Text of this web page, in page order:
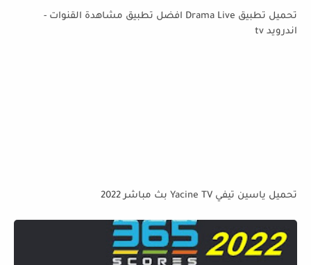
تحميل تطبيق Drama Live افضل تطبيق مشاهدة القنوات -
اندرويد tv
تحميل ياسين تيفي Yacine TV بث مباشر 2022